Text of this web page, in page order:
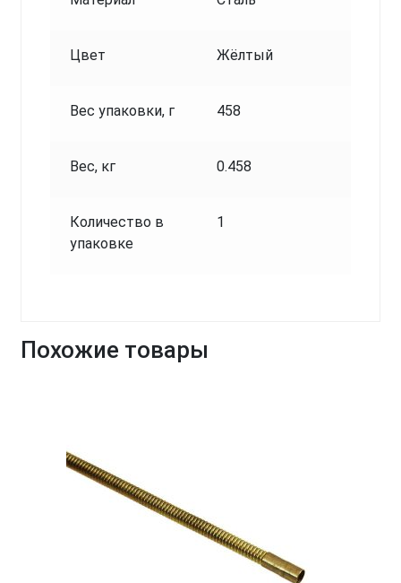
Цвет Жёлтый
Вес упаковки, г 458
Вес, кг 0.458
Количество в
упаковке
1
Похожие товары